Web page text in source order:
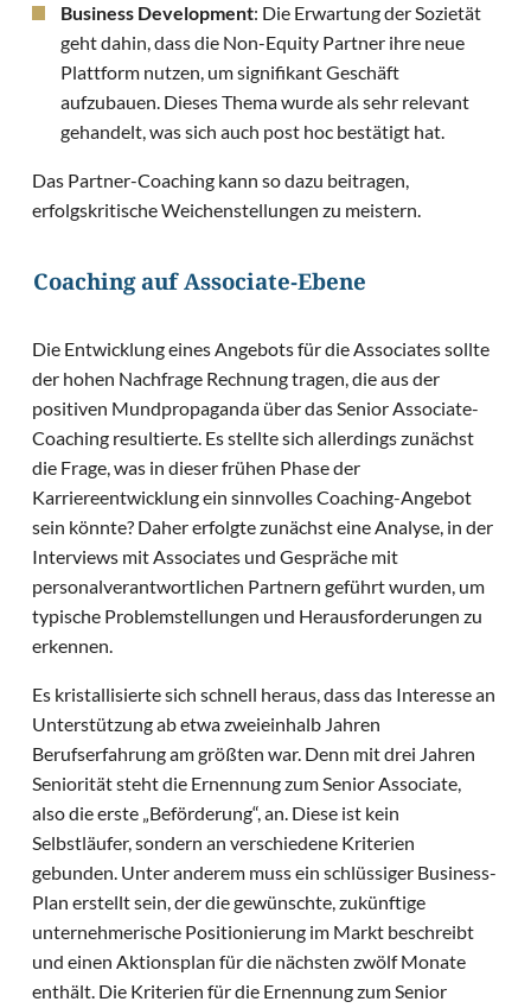
Business Development: Die Erwartung der Sozietät
geht dahin, dass die Non-Equity Partner ihre neue
Plattform nutzen, um signifikant Geschäft
aufzubauen. Dieses Thema wurde als sehr relevant
gehandelt, was sich auch post hoc bestätigt hat.
Das Partner-Coaching kann so dazu beitragen,
erfolgskritische Weichenstellungen zu meistern.
Coaching auf Associate-Ebene
Die Entwicklung eines Angebots für die Associates sollte
der hohen Nachfrage Rechnung tragen, die aus der
positiven Mundpropaganda über das Senior Associate-
Coaching resultierte. Es stellte sich allerdings zunächst
die Frage, was in dieser frühen Phase der
Karriereentwicklung ein sinnvolles Coaching-Angebot
sein könnte? Daher erfolgte zunächst eine Analyse, in der
Interviews mit Associates und Gespräche mit
personalverantwortlichen Partnern geführt wurden, um
typische Problemstellungen und Herausforderungen zu
erkennen.
Es kristallisierte sich schnell heraus, dass das Interesse an
Unterstützung ab etwa zweieinhalb Jahren
Berufserfahrung am größten war. Denn mit drei Jahren
Seniorität steht die Ernennung zum Senior Associate,
also die erste „Beförderung“, an. Diese ist kein
Selbstläufer, sondern an verschiedene Kriterien
gebunden. Unter anderem muss ein schlüssiger Business-
Plan erstellt sein, der die gewünschte, zukünftige
unternehmerische Positionierung im Markt beschreibt
und einen Aktionsplan für die nächsten zwölf Monate
enthält. Die Kriterien für die Ernennung zum Senior